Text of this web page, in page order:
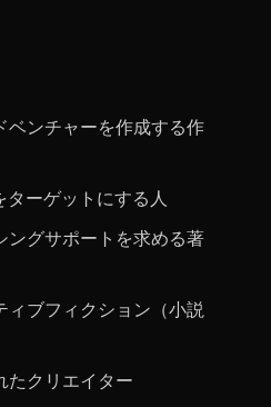
ベンチャーを作成する作
ターゲットにする人
ングサポートを求める著
ィブフィクション（小説
たクリエイター